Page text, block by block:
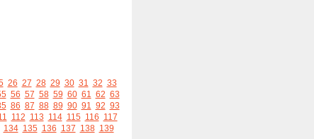
26 27 28 29 30 31 32 33
56 57 58 59 60 61 62 63
86 87 88 89 90 91 92 93
112 113 114 115 116 117
134 135 136 137 138 139